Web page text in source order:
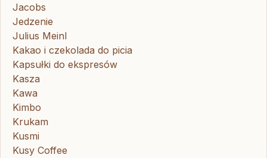
Jacobs
Jedzenie
Julius Meinl
Kakao i czekolada do picia
Kapsułki do ekspresów
Kasza
Kawa
Kimbo
Krukam
Kusmi
Kusy Coffee